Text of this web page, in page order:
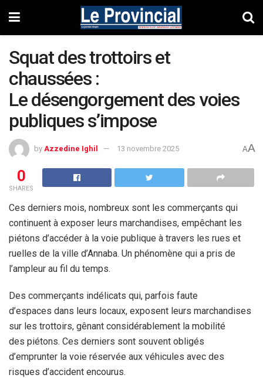
Squat des trottoirs et
chaussées :
Le désengorgement des voies
publiques s’impose
by Azzedine Ighil 13 novembre 2025 AA
0
SHARES
Ces derniers mois, nombreux sont les commerçants qui
continuent à exposer leurs marchandises, empêchant les
piétons d’accéder à la voie publique à travers les rues et
ruelles de la ville d’Annaba. Un phénomène qui a pris de
l’ampleur au fil du temps.
Des commerçants indélicats qui, parfois faute
d’espaces dans leurs locaux, exposent leurs marchandises
sur les trottoirs, gênant considérablement la mobilité
des piétons. Ces derniers sont souvent obligés
d’emprunter la voie réservée aux véhicules avec des
risques d’accident encourus.